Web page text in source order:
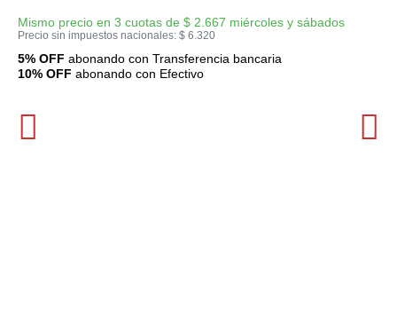
Mismo precio en 3 cuotas de $ 2.667 miércoles y sábados
Precio sin impuestos nacionales: $ 6.320
5% OFF abonando con Transferencia bancaria
10% OFF abonando con Efectivo